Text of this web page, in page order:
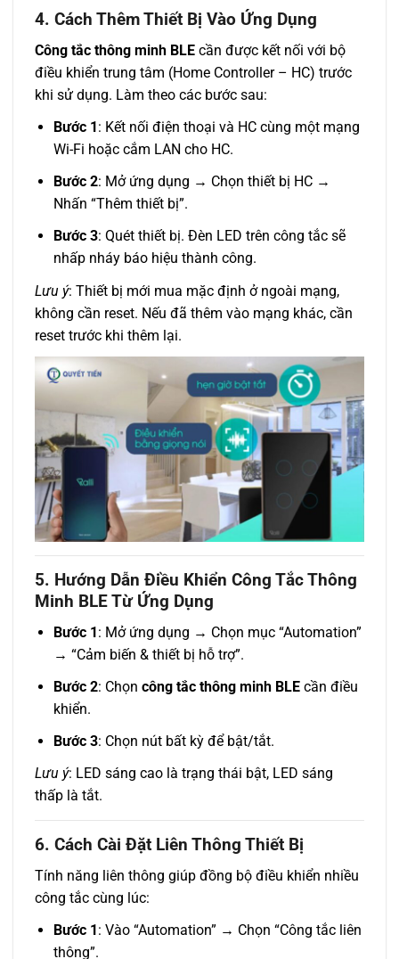
4. Cách Thêm Thiết Bị Vào Ứng Dụng
Công tắc thông minh BLE cần được kết nối với bộ
điều khiển trung tâm (Home Controller – HC) trước
khi sử dụng. Làm theo các bước sau:
Bước 1: Kết nối điện thoại và HC cùng một mạng
Wi-Fi hoặc cắm LAN cho HC.
Bước 2: Mở ứng dụng → Chọn thiết bị HC →
Nhấn “Thêm thiết bị”.
Bước 3: Quét thiết bị. Đèn LED trên công tắc sẽ
nhấp nháy báo hiệu thành công.
Lưu ý: Thiết bị mới mua mặc định ở ngoài mạng,
không cần reset. Nếu đã thêm vào mạng khác, cần
reset trước khi thêm lại.
5. Hướng Dẫn Điều Khiển Công Tắc Thông
Minh BLE Từ Ứng Dụng
Bước 1: Mở ứng dụng → Chọn mục “Automation”
→ “Cảm biến & thiết bị hỗ trợ”.
Bước 2: Chọn công tắc thông minh BLEcần điều
khiển.
Bước 3: Chọn nút bất kỳ để bật/tắt.
Lưu ý: LED sáng cao là trạng thái bật, LED sáng
thấp là tắt.
6. Cách Cài Đặt Liên Thông Thiết Bị
Tính năng liên thông giúp đồng bộ điều khiển nhiều
công tắc cùng lúc:
Bước 1: Vào “Automation” → Chọn “Công tắc liên
thông”.